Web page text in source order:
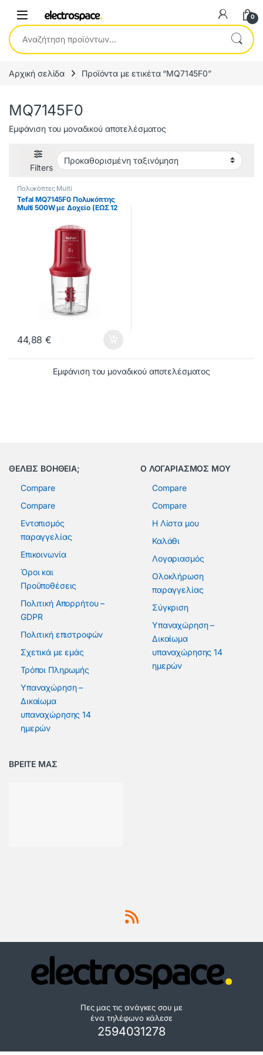
0
Αναζήτηση για:
Αρχική σελίδα Προϊόντα με ετικέτα “MQ7145F0”
MQ7145F0
Εμφάνιση του μοναδικού αποτελέσματος
Filters
Πολυκόπτες Multi
Tefal MQ7145F0 Πολυκόπτης
Multi 500W με Δοχείο (ΕΩΣ 12
44,88€
Εμφάνιση του μοναδικού αποτελέσματος
ΘΕΛΕΙΣ ΒΟΗΘΕΙΑ;
Compare
Compare
Εντοπισμός
παραγγελίας
Επικοινωνία
Όροι και
Προϋποθέσεις
Πολιτική Απορρήτου –
GDPR
Πολιτική επιστροφών
Σχετικά με εμάς
Τρόποι Πληρωμής
Υπαναχώρηση –
Δικαίωμα
υπαναχώρησης 14
ημερών
Ο ΛΟΓΑΡΙΑΣΜΟΣ ΜΟΥ
Compare
Compare
Η Λίστα μου
Καλάθι
Λογαριασμός
Ολοκλήρωση
παραγγελίας
Σύγκριση
Υπαναχώρηση –
Δικαίωμα
υπαναχώρησης 14
ημερών
ΒΡΕΙΤΕ ΜΑΣ
Πες μας τις ανάγκες σου με
ένα τηλέφωνο κάλεσε
2594031278